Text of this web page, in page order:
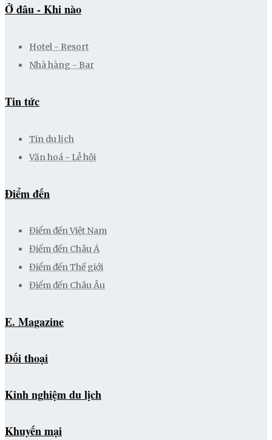
Ở đâu - Khi nào
Hotel - Resort
Nhà hàng - Bar
Tin tức
Tin du lịch
Văn hoá - Lễ hội
Điểm đến
Điểm đến Việt Nam
Điểm đến Châu Á
Điểm đến Thế giới
Điểm đến Châu Âu
E. Magazine
Đối thoại
Kinh nghiệm du lịch
Khuyến mại